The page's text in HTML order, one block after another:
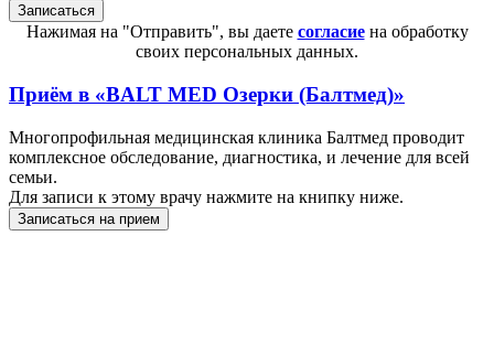
Нажимая на "Отправить", вы даете согласиена обработку
своих персональных данных.
Приём в «BALT MED Озерки (Балтмед)»
Многопрофильная медицинская клиника Балтмед проводит
комплексное обследование, диагностика, и лечение для всей
семьи.
Для записи к этому врачу нажмите на книпку ниже.
Записаться на прием